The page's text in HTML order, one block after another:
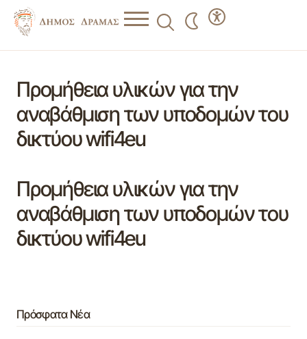
Προμήθεια υλικών για την
αναβάθμιση των υποδομών του
δικτύου wifi4eu
Προμήθεια υλικών για την
αναβάθμιση των υποδομών του
δικτύου wifi4eu
Πρόσφατα Νέα